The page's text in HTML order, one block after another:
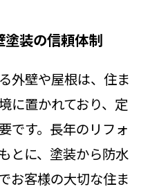
塗装の信頼体制
外壁や屋根は、住ま
に置かれており、定
です。長年のリフォ
とに、塗装から防水
お客様の大切な住ま